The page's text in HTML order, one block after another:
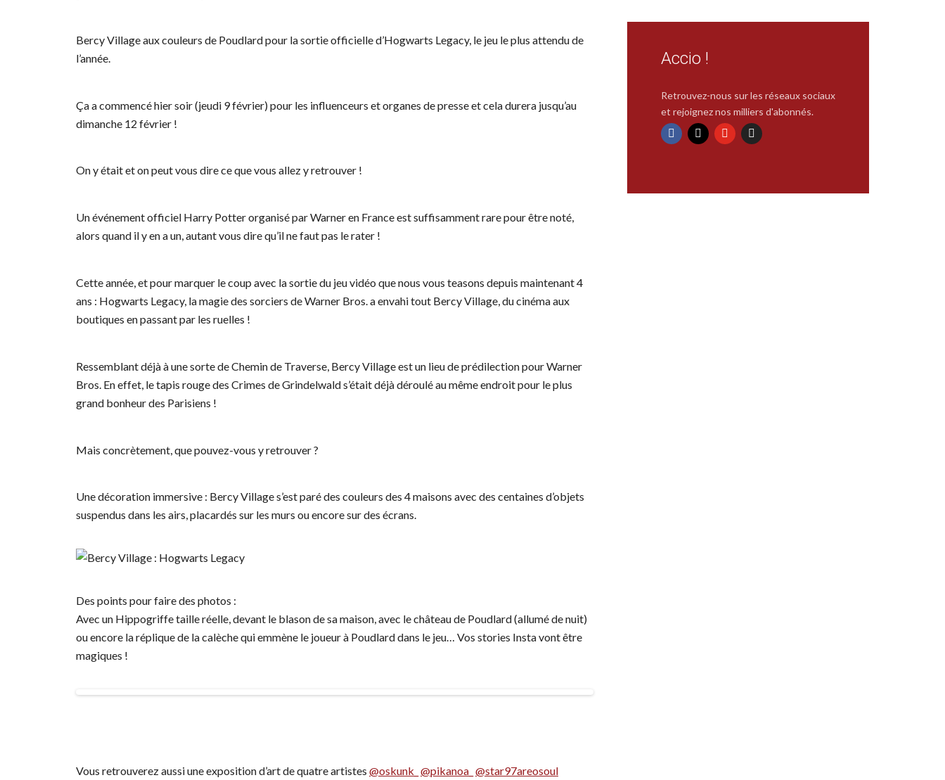
Bercy Village aux couleurs de Poudlard pour la sortie officielle d’Hogwarts Legacy, le jeu le plus attendu de
l’année.
Ça a commencé hier soir (jeudi 9 février) pour les influenceurs et organes de presse et cela durera jusqu’au
dimanche 12 février !
On y était et on peut vous dire ce que vous allez y retrouver !
Un événement officiel Harry Potter organisé par Warner en France est suffisamment rare pour être noté,
alors quand il y en a un, autant vous dire qu’il ne faut pas le rater !
Cette année, et pour marquer le coup avec la sortie du jeu vidéo que nous vous teasons depuis maintenant 4
ans : Hogwarts Legacy, la magie des sorciers de Warner Bros. a envahi tout Bercy Village, du cinéma aux
boutiques en passant par les ruelles !
Ressemblant déjà à une sorte de Chemin de Traverse, Bercy Village est un lieu de prédilection pour Warner
Bros. En effet, le tapis rouge des Crimes de Grindelwald s’était déjà déroulé au même endroit pour le plus
grand bonheur des Parisiens !
Mais concrètement, que pouvez-vous y retrouver ?
Une décoration immersive : Bercy Village s’est paré des couleurs des 4 maisons avec des centaines d’objets
suspendus dans les airs, placardés sur les murs ou encore sur des écrans.
Des points pour faire des photos :
Avec un Hippogriffe taille réelle, devant le blason de sa maison, avec le château de Poudlard (allumé de nuit)
ou encore la réplique de la calèche qui emmène le joueur à Poudlard dans le jeu… Vos stories Insta vont être
magiques !
Vous retrouverez aussi une exposition d’art de quatre artistes @oskunk_ @pikanoa_ @star97areosoul
Accio !
Retrouvez-nous sur les réseaux sociaux
et rejoignez nos milliers d'abonnés.